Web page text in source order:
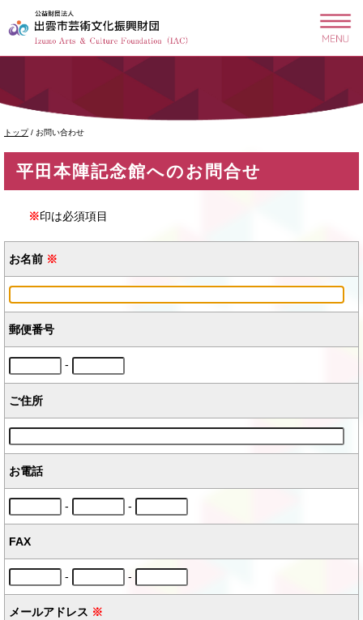
現
置：
トップ/ お問い合わせ
平田本陣記念館へのお問合せ
※印は必須項目
お名前 ※
郵便番号
-
ご住所
お電話
- -
FAX
- -
メールアドレス ※